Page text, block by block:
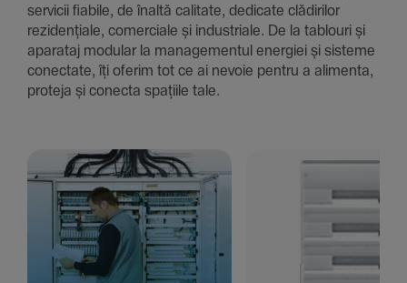
servicii fiabile, de înaltă cali­tate, dedi­cate clădi­rilor
rezi­den­țiale, comer­ciale și indus­triale. De la tablouri și
aparataj modular la managementul energiei și sisteme
conec­tate, îți oferim tot ce ai nevoie pentru a alimenta,
proteja și conecta spațiile tale.